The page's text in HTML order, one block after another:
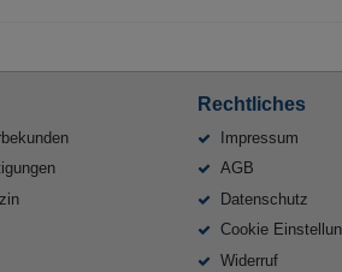
Rechtliches
Impressum
AGB
Datenschutz
Cookie
Widerruf